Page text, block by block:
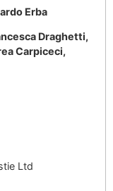
Erba
Draghetti,
Carpiceci,
Ltd